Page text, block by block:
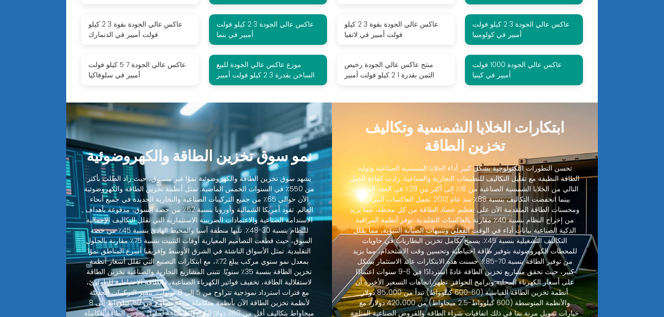
عاكس عالي الجودة بقوة 3 2 كيلو
فولت أمبير في الدنمارك
عاكس عالي الجودة 3 2 كيلو فولت
أمبير في بنما
عاكس عالي الجودة بقوة 3 2 كيلو
فولت أمبير في لاتفيا
عاكس عالي الجودة 3 2 كيلو فولت
أمبير في كولومبيا
عاكس عالي الجودة 7 5 كيلو فولت
أمبير في سلوفاكيا
موزع عاكس عالي الجودة للبيع
الساخن بقدرة 3 2 كيلو فولت أمبير
منتج عاكس عالي الجودة رخيص
الثمن بقدرة 1 2 كيلو فولت أمبير
عاكس عالي الجودة 1000 فولت
أمبير في كينيا
نمو سوق تخزين الطاقة والكهروضوئية
يشهد سوق تخزين الطاقة والكهروضوئية نموًا غير مسبوق، حيث زاد الطلب بأكثر
من 550٪ في السنوات الخمس الماضية. تمثل أنظمة تخزين الطاقة والكهروضوئية
الآن حوالي 65٪ من جميع التركيبات الصناعية والتجارية الجديدة في جميع أنحاء
العالم. تقود أمريكا الشمالية وأوروبا بنسبة 62٪ من حصة السوق، مدفوعة بأهداف
الاستدامة الصناعية والاعتمادات الضريبية الاستثمارية التي تقلل التكاليف الإجمالية
للنظام بنسبة 30-48٪. تليها منطقة آسيا والمحيط الهادئ بنسبة 45٪ من حصة
السوق، حيث قطعت التصاميم المعيارية أوقات التثبيت بنسبة 75٪ مقارنة بالحلول
التقليدية. تمثل الأسواق الناشئة في الشرق الأوسط وإفريقيا أسرع المناطق نموًا
بمعدل نمو سنوي مركب يبلغ 72٪، مع ابتكارات التصنيع التي تقلل أسعار أنظمة
تخزين الطاقة بنسبة 35٪ سنويًا. تتبنى المشاريع التجارية والصناعية تخزين الطاقة
لاستقلالية الطاقة، تخفيف فواتير الكهرباء الصناعية، والطاقة الاحتياطية للطوارئ،
مع فترات استرداد نموذجية تتراوح من 5 إلى 8 سنوات. تتميز التركيبات الحديثة
لأنظمة تخزين الطاقة الآن بأنظمة متكاملة بسعة تتراوح من 80 كيلوواط إلى 8
ميجاواط بتكاليف أقل من 350 دولارًا/كيلوواط ساعة لحلول تخزين الطاقة الكاملة
ابتكارات الخلايا الشمسية وتكاليف
تخزين الطاقة
تحسن التطورات التكنولوجية بشكل كبير أداء الخلايا الشمسية الصناعية وتوليد
الطاقة النظيفة مع تقليل التكاليف للتطبيقات التجارية والصناعية. زادت كفاءة الجيل
التالي من الخلايا الشمسية الصناعية من 18٪ إلى أكثر من 28٪ في العقد الماضي،
بينما انخفضت التكاليف بنسبة 88٪ منذ عام 2012. تعمل العاكسات المركزية
ومحسنات الطاقة المتقدمة الآن على تعظيم حصاد الطاقة من كل محطة، مما يزيد
من إخراج النظام بنسبة 40٪ مقارنة بالعاكسات التقليدية. توفر أنظمة المراقبة
الذكية الصناعية بيانات أداء في الوقت الفعلي وتنبيهات الصيانة التنبؤية، مما يقلل
التكاليف التشغيلية بنسبة 45٪. يسمح تكامل تخزين البطاريات في حاويات
للمحطات الكهروضوئية بتوفير طاقة احتياطية وتحسين وقت الاستخدام، مما يزيد
من توفير الطاقة بنسبة 70-85٪. حسنت هذه الابتكارات عائد الاستثمار بشكل
كبير، حيث تحقق مشاريع تخزين الطاقة عادةً استردادًا في 6-9 سنوات اعتمادًا
على أسعار الكهرباء المحلية وبرامج الحوافز. تظهر اتجاهات التسعير الأخيرة أن
أنظمة تخزين الطاقة القياسية (60-600 كيلوواط) تبدأ من 85،000 دولار
والأنظمة المتوسطة (600 كيلوواط-2.5 ميجاواط) من 420،000 دولار، مع
خيارات تمويل مرنة بما في ذلك اتفاقيات شراء الطاقة والقروض الصناعية المتاحة